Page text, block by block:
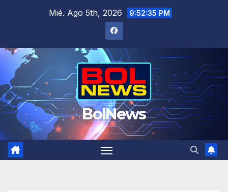
Mié. Ago 5th, 2026 9:52:35 PM
BolNews